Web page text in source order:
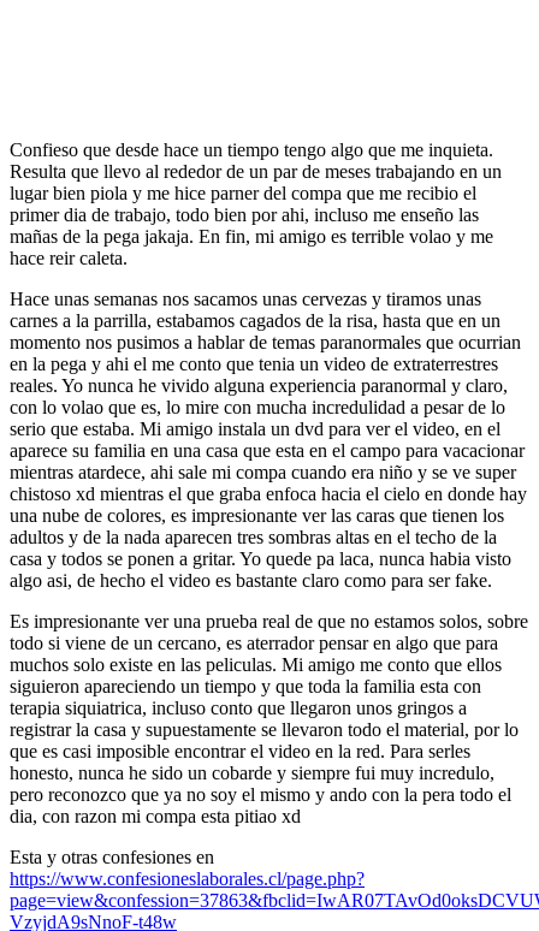
Confieso que desde hace un tiempo tengo algo que me inquieta.
Resulta que llevo al rededor de un par de meses trabajando en un
lugar bien piola y me hice parner del compa que me recibio el
primer dia de trabajo, todo bien por ahi, incluso me enseño las
mañas de la pega jakaja. En fin, mi amigo es terrible volao y me
hace reir caleta.
Hace unas semanas nos sacamos unas cervezas y tiramos unas
carnes a la parrilla, estabamos cagados de la risa, hasta que en un
momento nos pusimos a hablar de temas paranormales que ocurrian
en la pega y ahi el me conto que tenia un video de extraterrestres
reales. Yo nunca he vivido alguna experiencia paranormal y claro,
con lo volao que es, lo mire con mucha incredulidad a pesar de lo
serio que estaba. Mi amigo instala un dvd para ver el video, en el
aparece su familia en una casa que esta en el campo para vacacionar
mientras atardece, ahi sale mi compa cuando era niño y se ve super
chistoso xd mientras el que graba enfoca hacia el cielo en donde hay
una nube de colores, es impresionante ver las caras que tienen los
adultos y de la nada aparecen tres sombras altas en el techo de la
casa y todos se ponen a gritar. Yo quede pa laca, nunca habia visto
algo asi, de hecho el video es bastante claro como para ser fake.
Es impresionante ver una prueba real de que no estamos solos, sobre
todo si viene de un cercano, es aterrador pensar en algo que para
muchos solo existe en las peliculas. Mi amigo me conto que ellos
siguieron apareciendo un tiempo y que toda la familia esta con
terapia siquiatrica, incluso conto que llegaron unos gringos a
registrar la casa y supuestamente se llevaron todo el material, por lo
que es casi imposible encontrar el video en la red. Para serles
honesto, nunca he sido un cobarde y siempre fui muy incredulo,
pero reconozco que ya no soy el mismo y ando con la pera todo el
dia, con razon mi compa esta pitiao xd
Esta y otras confesiones en
https://www.confesioneslaborales.cl/page.php?
VzyjdA9sNnoF-t48w